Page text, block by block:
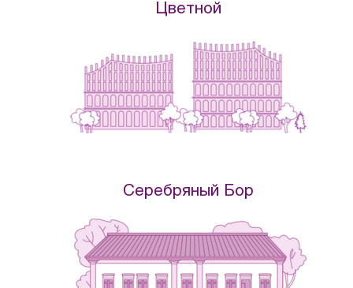
Цветной
Серебряный Бор